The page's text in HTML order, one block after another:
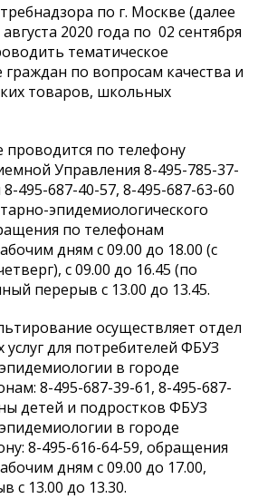
по г. Москве (далее
2020 года по 02 сентября
тематическое
граждан по вопросам качества и
товаров, школьных
проводится по телефону
Управления 8-495-785-37-
495-687-40-57, 8-495-687-63-60
эпидемиологического
по телефонам
дням с 09.00 до 18.00 (с
с 09.00 до 16.45 (по
перерыв с 13.00 до 13.45.
осуществляет отдел
для потребителей ФБУЗ
в городе
8-495-687-39-61, 8-495-687-
детей и подростков ФБУЗ
в городе
8-495-616-64-59, обращения
дням с 09.00 до 17.00,
с 13.00 до 13.30.